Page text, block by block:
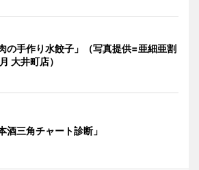
肉の手作り水餃子」（写真提供=亜細亜割
大井町店）
酒三角チャート診断」